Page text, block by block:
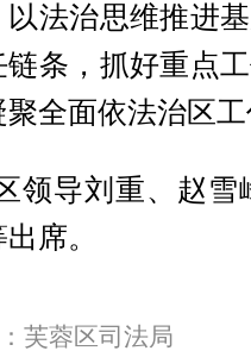
以法治思维推进
链条，抓好重点
聚全面依法治区
领导刘重、赵
席。
芙蓉区司法局